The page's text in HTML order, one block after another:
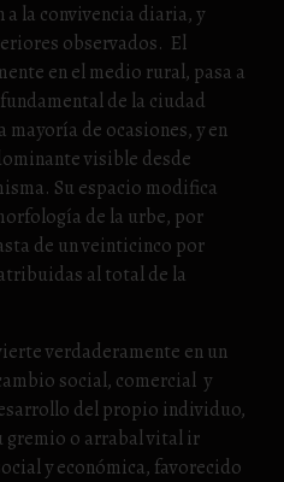
la convivencia diaria, y
observados. El
en el medio rural, pasa a
de la ciudad
mayoría de ocasiones, y en
visible desde
Su espacio modifica
de la urbe, por
de un veinticinco por
al total de la
verdaderamente en un
social, comercial y
del propio individuo,
gremio o arrabal vital ir
y económica, favorecido